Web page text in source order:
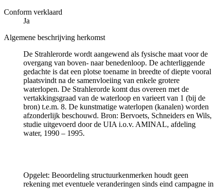
Conform verklaard
Ja
Algemene beschrijving herkomst
De Strahlerorde wordt aangewend als fysische maat voor de
overgang van boven- naar benedenloop. De achterliggende
gedachte is dat een plotse toename in breedte of diepte vooral
plaatsvindt na de samenvloeiing van enkele grotere
waterlopen. De Strahlerorde komt dus overeen met de
vertakkingsgraad van de waterloop en varieert van 1 (bij de
bron) t.e.m. 8. De kunstmatige waterlopen (kanalen) worden
afzonderlijk beschouwd. Bron: Bervoets, Schneiders en Wils,
studie uitgevoerd door de UIA i.o.v. AMINAL, afdeling
water, 1990 – 1995.
Opgelet: Beoordeling structuurkenmerken houdt geen
rekening met eventuele veranderingen sinds eind campagne in